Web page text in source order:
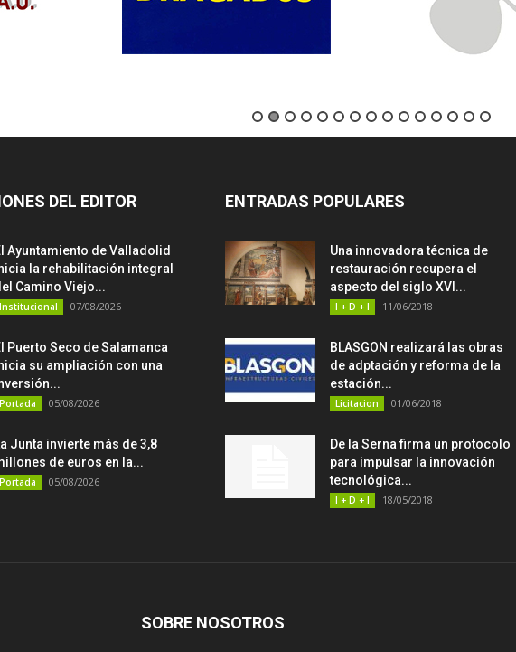
DEL EDITOR
Ayuntamiento de Valladolid
la rehabilitación integral
Camino Viejo...
Institucional 07/08/2026
Puerto Seco de Salamanca
su ampliación con una
Portada 05/08/2026
Junta invierte más de 3,8
de euros en la...
Portada 05/08/2026
ENTRADAS POPULARES
Una innovadora técnica de
restauración recupera el
aspecto del siglo XVI...
I + D + I 11/06/2018
BLASGON realizará las obras
de adptación y reforma de la
estación...
Licitacion 01/06/2018
De la Serna firma un protocolo
para impulsar la innovación
tecnológica...
I + D + I 18/05/2018
SOBRE NOSOTROS